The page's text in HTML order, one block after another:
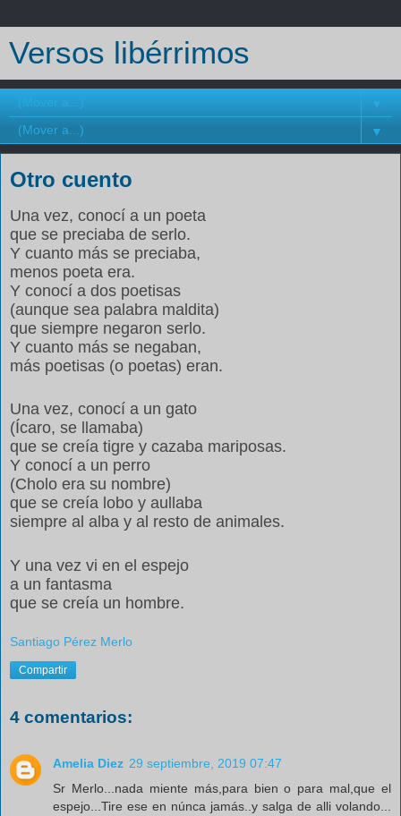
Versos libérrimos
▼
▼
Otro cuento
Una vez, conocí a un poeta
que se preciaba de serlo.
Y cuanto más se preciaba,
menos poeta era.
Y conocí a dos poetisas
(aunque sea palabra maldita)
que siempre negaron serlo.
Y cuanto más se negaban,
más poetisas (o poetas) eran.
Una vez, conocí a un gato
(Ícaro, se llamaba)
que se creía tigre y cazaba mariposas.
Y conocí a un perro
(Cholo era su nombre)
que se creía lobo y aullaba
siempre al alba y al resto de animales.
Y una vez vi en el espejo
a un fantasma
que se creía un hombre.
Santiago Pérez Merlo
Compartir
4 comentarios:
Amelia Diez 29 septiembre, 2019 07:47
Sr Merlo...nada miente más,para bien o para mal,que el
espejo...Tire ese en núnca jamás..y salga de alli volando...